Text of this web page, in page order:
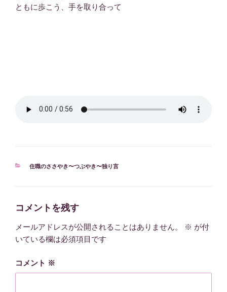
ともに歩こう、手を取り合って
カ
住職のささやき〜つぶやき〜独り言
コメントを残す
メールアドレスが公開されることはありません。 ※ が付
いている欄は必須項目です
コメント ※